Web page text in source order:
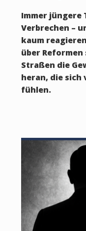
Immer jüngere
Verbrechen –
kaum
über
Straßen die
heran, die sich
fühlen.